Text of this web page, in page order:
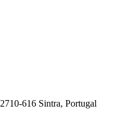
616 Sintra, Portugal